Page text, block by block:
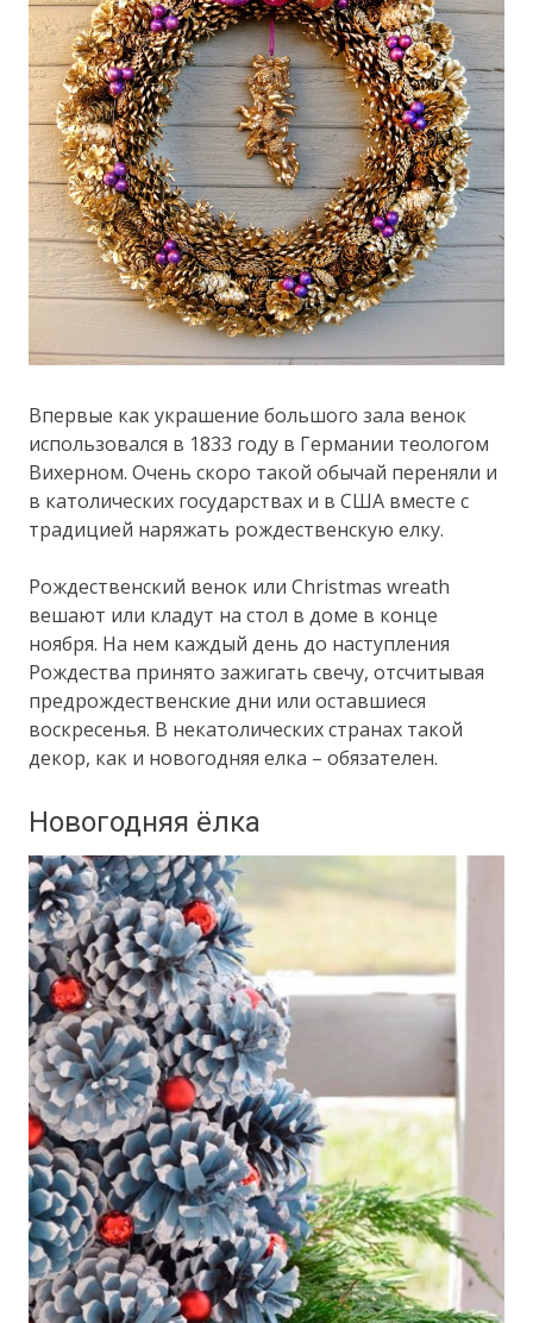
Впервые как украшение большого зала венок
использовался в 1833 году в Германии теологом
Вихерном. Очень скоро такой обычай переняли и
в католических государствах и в США вместе с
традицией наряжать рождественскую елку.
Рождественский венок или Christmas wreath
вешают или кладут на стол в доме в конце
ноября. На нем каждый день до наступления
Рождества принято зажигать свечу, отсчитывая
предрождественские дни или оставшиеся
воскресенья. В некатолических странах такой
декор, как и новогодняя елка – обязателен.
Новогодняя ёлка